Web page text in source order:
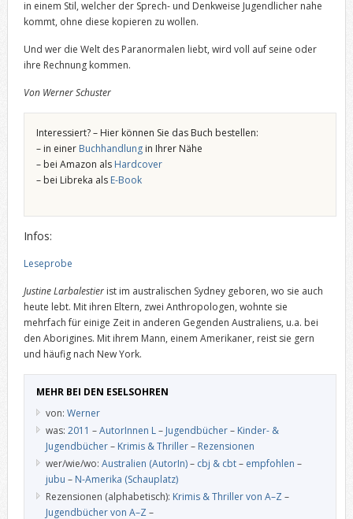
in einem Stil, welcher der Sprech- und Denkweise Jugendlicher nahe
kommt, ohne diese kopieren zu wollen.
Und wer die Welt des Paranormalen liebt, wird voll auf seine oder
ihre Rechnung kommen.
Von Werner Schuster
Interessiert? – Hier können Sie das Buch bestellen:
– in einer Buchhandlungin Ihrer Nähe
– bei Amazon als Hardcover
– bei Libreka als E-Book
Infos:
Leseprobe
Justine Larbalestierist im australischen Sydney geboren, wo sie auch
heute lebt. Mit ihren Eltern, zwei Anthropologen, wohnte sie
mehrfach für einige Zeit in anderen Gegenden Australiens, u.a. bei
den Aborigines. Mit ihrem Mann, einem Amerikaner, reist sie gern
und häufig nach New York.
MEHR BEI DEN ESELSOHREN
von: Werner
was: 2011 –AutorInnen L– Jugendbücher– Kinder- &
Jugendbücher– Krimis & Thriller– Rezensionen
wer/wie/wo: Australien (AutorIn)– cbj & cbt– empfohlen –
jubu – N-Amerika (Schauplatz)
Rezensionen (alphabetisch): Krimis & Thriller von A–Z –
Jugendbücher von A–Z –